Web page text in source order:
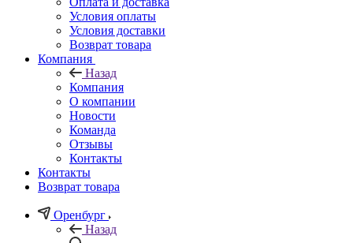
Условия оплаты
Условия доставки
Возврат товара
Компания
Назад
Компания
О компании
Новости
Команда
Отзывы
Контакты
Контакты
Возврат товара
Оренбург
Назад